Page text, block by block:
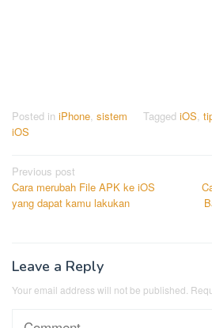
Posted in iPhone sistem Tagged iOS
iOS
Post
navigation
Previous post
Cara merubah File APK ke iOS
yang dapat kamu lakukan
Leave a Reply
Your email address will not be published.